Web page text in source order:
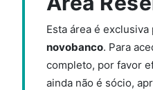
Esta área é
novobanco. Para
completo, por favor
ainda não é sócio,